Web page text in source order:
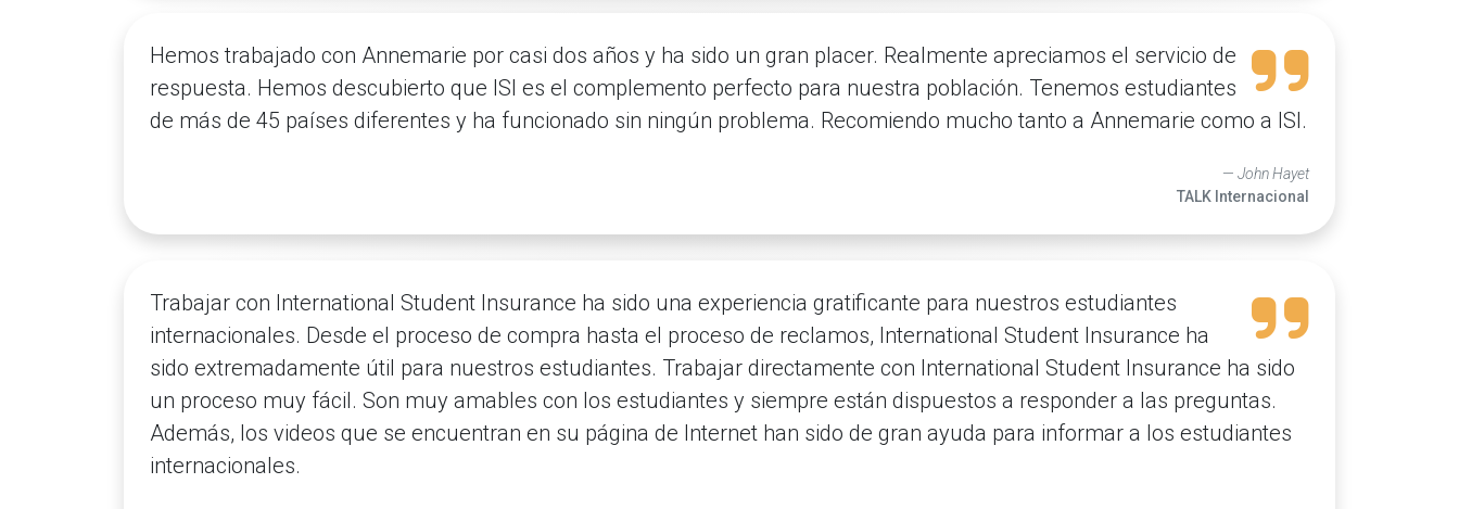
Hemos trabajado con Annemarie por casi dos años y ha sido un gran placer. Realmente apreciamos el servicio de
respuesta. Hemos descubierto que ISI es el complemento perfecto para nuestra población. Tenemos estudiantes
de más de 45 países diferentes y ha funcionado sin ningún problema. Recomiendo mucho tanto a Annemarie como a ISI.
John Hayet
TALK Internacional
Trabajar con International Student Insurance ha sido una experiencia gratificante para nuestros estudiantes
internacionales. Desde el proceso de compra hasta el proceso de reclamos, International Student Insurance ha
sido extremadamente útil para nuestros estudiantes. Trabajar directamente con International Student Insurance ha sido
un proceso muy fácil. Son muy amables con los estudiantes y siempre están dispuestos a responder a las preguntas.
Además, los videos que se encuentran en su página de Internet han sido de gran ayuda para informar a los estudiantes
internacionales.